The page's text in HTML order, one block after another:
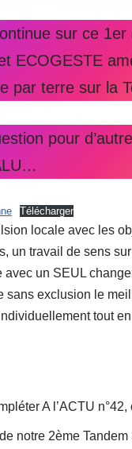
sur ce
ECOGESTE
par terre sur la
pour
Télécharger
locale avec les
un travail de sens
un SEUL
sans exclusion le
tout
A l’ACTU
notre 2ème